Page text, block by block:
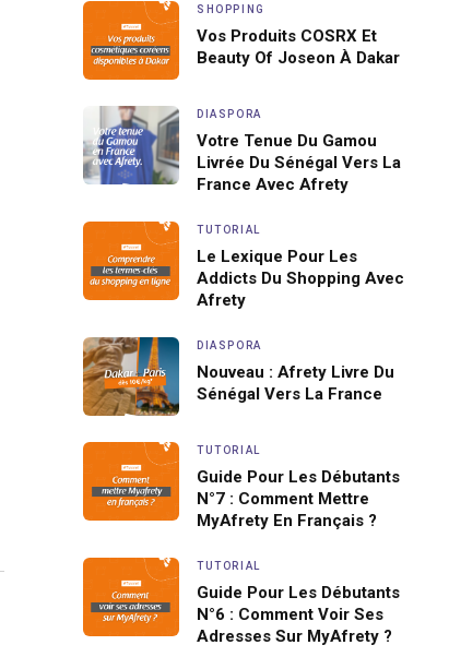
SHOPPING
Vos Produits COSRX Et
Beauty Of Joseon À Dakar
DIASPORA
Votre Tenue Du Gamou
Livrée Du Sénégal Vers La
France Avec Afrety
TUTORIAL
Le Lexique Pour Les
Addicts Du Shopping Avec
Afrety
DIASPORA
Nouveau : Afrety Livre Du
Sénégal Vers La France
TUTORIAL
Guide Pour Les Débutants
N°7 : Comment Mettre
MyAfrety En Français ?
TUTORIAL
Guide Pour Les Débutants
N°6 : Comment Voir Ses
Adresses Sur MyAfrety ?